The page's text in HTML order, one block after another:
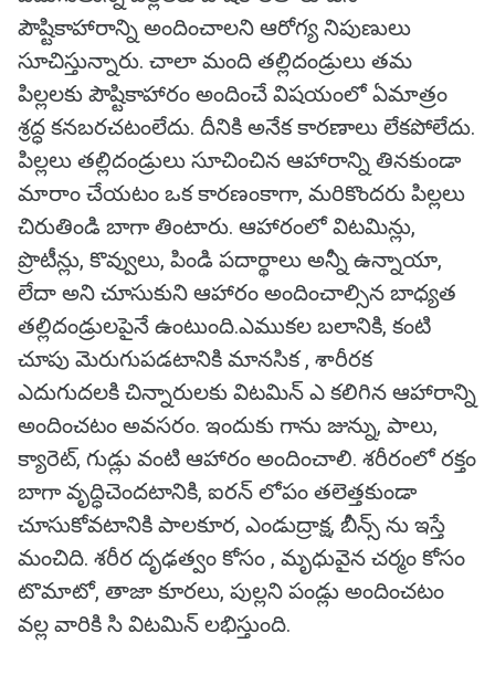
పౌష్టికాహారాన్ని అందించాలని ఆరోగ్య నిపుణులు
సూచిస్తున్నారు. చాలా మంది తల్లిదండ్రులు తమ
పిల్లలకు పౌష్టికాహారం అందించే విషయంలో ఏమాత్రం
శ్రద్ధ కనబరచటంలేదు. దీనికి అనేక కారణాలు లేకపోలేదు.
పిల్లలు తల్లిదండ్రులు సూచించిన ఆహారాన్ని తినకుండా
మారాం చేయటం ఒక కారణంకాగా, మరికొందరు పిల్లలు
చిరుతిండి బాగా తింటారు. ఆహారంలో విటమిన్లు,
ప్రొటీన్లు, కొవ్వులు, పిండి పదార్థాలు అన్నీ ఉన్నాయా,
లేదా అని చూసుకుని ఆహారం అందించాల్సిన బాధ్యత
తల్లిదండ్రులపైనే ఉంటుంది.ఎముకల బలానికి, కంటి
చూపు మెరుగుపడటానికి మానసిక , శారీరక
ఎదుగుదలకి చిన్నారులకు విటమిన్ ఎ కలిగిన ఆహారాన్ని
అందించటం అవసరం. ఇందుకు గాను జున్ను, పాలు,
క్యారెట్, గుడ్లు వంటి ఆహారం అందించాలి. శరీరంలో రక్తం
బాగా వృద్ధిచెందటానికి, ఐరన్ లోపం తలెత్తకుండా
చూసుకోవటానికి పాలకూర, ఎండుద్రాక్ష, బీన్స్ ను ఇస్తే
మంచిది. శరీర దృఢత్వం కోసం , మృధువైన చర్మం కోసం
టొమాటో, తాజా కూరలు, పుల్లని పండ్లు అందించటం
వల్ల వారికి సి విటమిన్ లభిస్తుంది.